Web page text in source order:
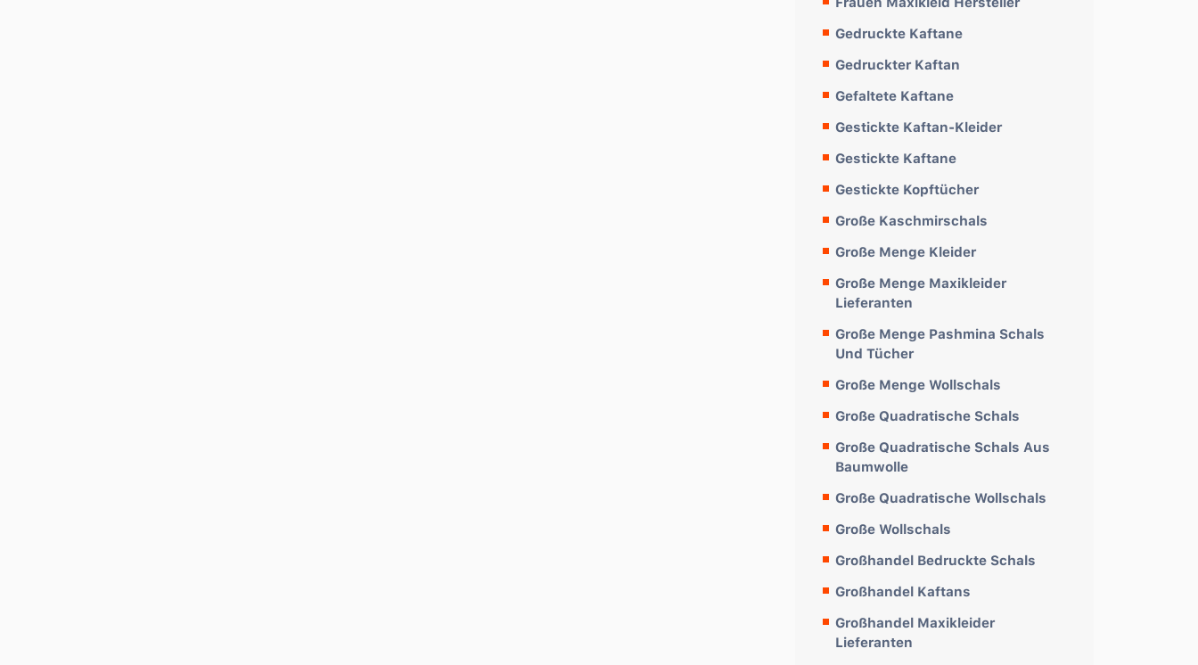
Gedruckte Kaftane
Gedruckter Kaftan
Gefaltete Kaftane
Gestickte Kaftan-Kleider
Gestickte Kaftane
Gestickte Kopftücher
Große Kaschmirschals
Große Menge Kleider
Große Menge Maxikleider
Lieferanten
Große Menge Pashmina Schals
Und Tücher
Große Menge Wollschals
Große Quadratische Schals
Große Quadratische Schals Aus
Baumwolle
Große Quadratische Wollschals
Große Wollschals
Großhandel Bedruckte Schals
Großhandel Kaftans
Großhandel Maxikleider
Lieferanten